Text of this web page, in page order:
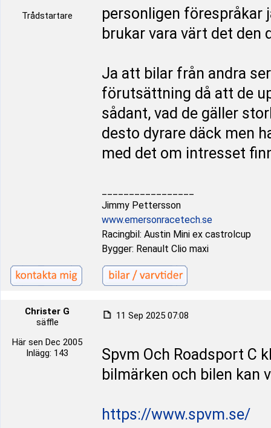
Trådstartare
personligen förespråkar
brukar vara värt det den
Ja att bilar från andra
förutsättning då att de
sådant, vad de gäller
desto dyrare däck men
med det om intresset
Jimmy Pettersson
www.emersonracetech.se
Racingbil: Austin Mini ex castrolcup
Bygger: Renault Clio maxi
Christer G
säffle
Här sen Dec 2005
Inlägg: 143
11 Sep 2025 07:08
Spvm Och Roadsport C
bilmärken och bilen kan
https://www.spvm.se/